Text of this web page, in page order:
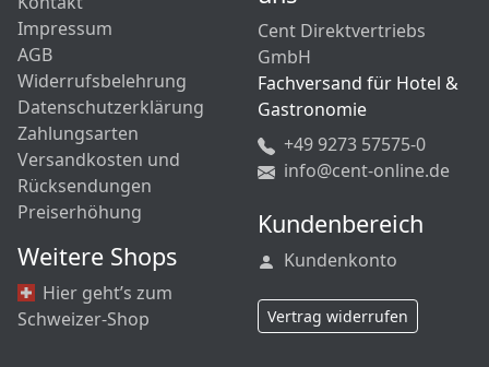
Impressum
AGB
Widerrufsbelehrung
Datenschutzerklärung
Zahlungsarten
Versandkosten und
Rücksendungen
Preiserhöhung
Weitere Shops
Hier geht’s zum
Schweizer-Shop
Cent Direktvertriebs
GmbH
Fachversand für Hotel &
Gastronomie
+49 9273 57575-0
info@cent-online.de
Kundenbereich
Kundenkonto
Vertrag widerrufen